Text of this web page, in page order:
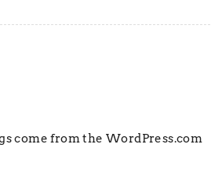
come from the WordPress.com